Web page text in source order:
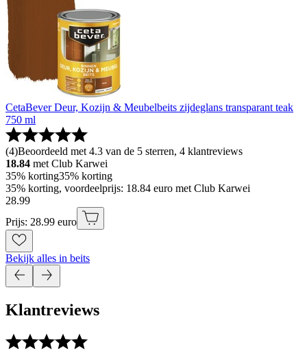
CetaBever Deur, Kozijn & Meubelbeits zijdeglans transparant teak
750 ml
(4)Beoordeeld met 4.3 van de 5 sterren, 4 klantreviews
18.84 met Club Karwei
35% korting35% korting
35% korting, voordeelprijs: 18.84 euro met Club Karwei
28.99
Prijs: 28.99 euro
Bekijk alles in beits
Klantreviews